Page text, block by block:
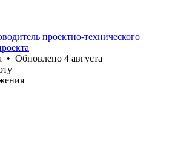
проектно-технического
• Обновлено 4 августа